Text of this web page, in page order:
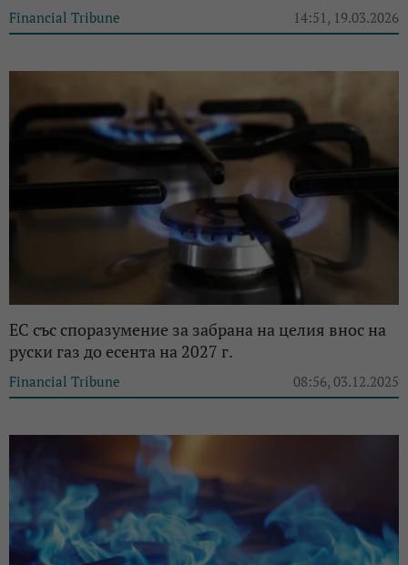
Financial Tribune 14:51, 19.03.2026
ЕС със споразумение за забрана на целия внос на
руски газ до есента на 2027 г.
Financial Tribune 08:56, 03.12.2025